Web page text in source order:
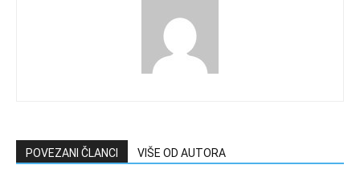
POVEZANI ČLANCI VIŠE OD AUTORA